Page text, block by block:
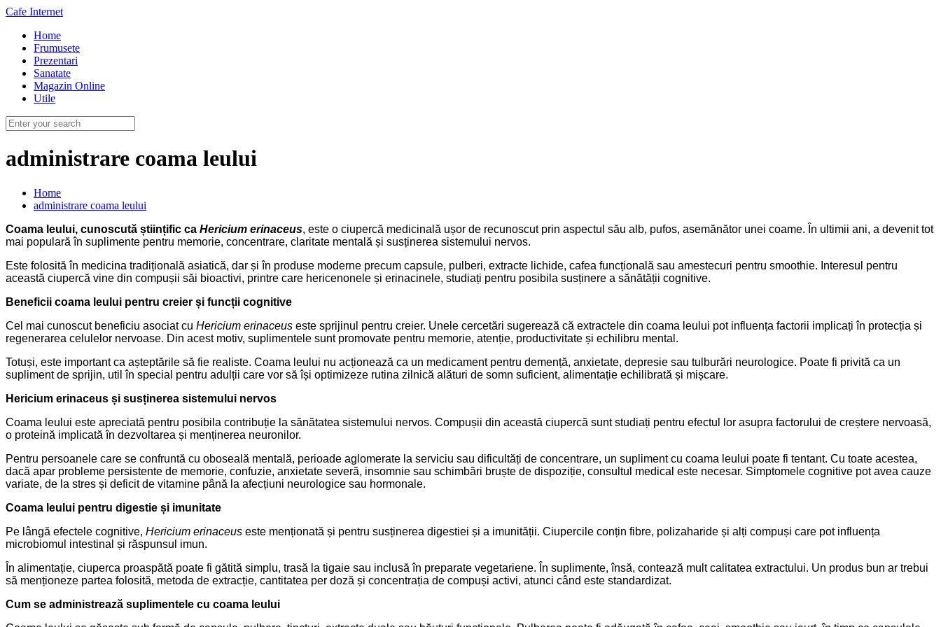
Cafe Internet
Home
Frumusete
Prezentari
Sanatate
Magazin Online
Utile
administrare coama leului
Home
administrare coama leului
Coama leului, cunoscută științific ca Hericium erinaceus, este o ciupercă medicinală ușor de recunoscut prin aspectul său alb, pufos, asemănător unei coame. În ultimii ani, a devenit tot
mai populară în suplimente pentru memorie, concentrare, claritate mentală și susținerea sistemului nervos.
Este folosită în medicina tradițională asiatică, dar și în produse moderne precum capsule, pulberi, extracte lichide, cafea funcțională sau amestecuri pentru smoothie. Interesul pentru
această ciupercă vine din compușii săi bioactivi, printre care hericenonele și erinacinele, studiați pentru posibila susținere a sănătății cognitive.
Beneficii coama leului pentru creier și funcții cognitive
Cel mai cunoscut beneficiu asociat cu Hericium erinaceus este sprijinul pentru creier. Unele cercetări sugerează că extractele din coama leului pot influența factorii implicați în protecția și
regenerarea celulelor nervoase. Din acest motiv, suplimentele sunt promovate pentru memorie, atenție, productivitate și echilibru mental.
Totuși, este important ca așteptările să fie realiste. Coama leului nu acționează ca un medicament pentru demență, anxietate, depresie sau tulburări neurologice. Poate fi privită ca un
supliment de sprijin, util în special pentru adulții care vor să își optimizeze rutina zilnică alături de somn suficient, alimentație echilibrată și mișcare.
Hericium erinaceus și susținerea sistemului nervos
Coama leului este apreciată pentru posibila contribuție la sănătatea sistemului nervos. Compușii din această ciupercă sunt studiați pentru efectul lor asupra factorului de creștere nervoasă,
o proteină implicată în dezvoltarea și menținerea neuronilor.
Pentru persoanele care se confruntă cu oboseală mentală, perioade aglomerate la serviciu sau dificultăți de concentrare, un supliment cu coama leului poate fi tentant. Cu toate acestea,
dacă apar probleme persistente de memorie, confuzie, anxietate severă, insomnie sau schimbări bruște de dispoziție, consultul medical este necesar. Simptomele cognitive pot avea cauze
variate, de la stres și deficit de vitamine până la afecțiuni neurologice sau hormonale.
Coama leului pentru digestie și imunitate
Pe lângă efectele cognitive, Hericium erinaceus este menționată și pentru susținerea digestiei și a imunității. Ciupercile conțin fibre, polizaharide și alți compuși care pot influența
microbiomul intestinal și răspunsul imun.
În alimentație, ciuperca proaspătă poate fi gătită simplu, trasă la tigaie sau inclusă în preparate vegetariene. În suplimente, însă, contează mult calitatea extractului. Un produs bun ar trebui
să menționeze partea folosită, metoda de extracție, cantitatea per doză și concentrația de compuși activi, atunci când este standardizat.
Cum se administrează suplimentele cu coama leului